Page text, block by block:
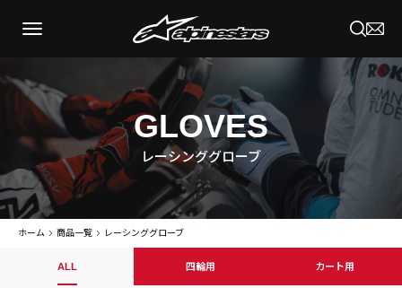
GLOVES
レーシンググローブ
ホーム 商品一覧 レーシンググローブ
ALL 四輪用 カート用